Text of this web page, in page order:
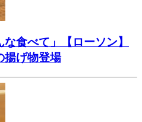
食べて」【ローソン】
揚げ物登場